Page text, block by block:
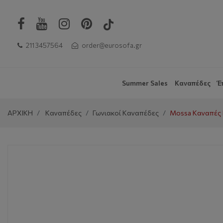
211 3457564 order@eurosofa.gr
Summer Sales Καναπέδες
ΑΡΧΙΚΗ Καναπέδες Γωνιακοί Καναπέδες Mossa Καναπές